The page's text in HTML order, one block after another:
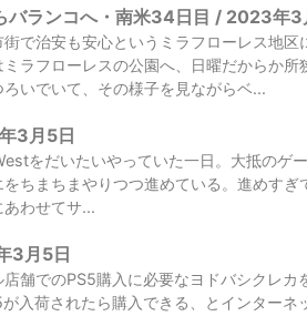
バランコへ・南米34日目 / 2023年3
で治安も安心というミラフローレス地
ラフローレスの公園へ、日曜だからか
いでいて、その様子を見ながらベ...
3月5日
をだいたいやっていた一日。大抵のゲ
ちまちまやりつつ進めている。進めす
わせてサ...
3月5日
舗でのPS5購入に必要なヨドバシクレ
入荷されたら購入できる、とインター